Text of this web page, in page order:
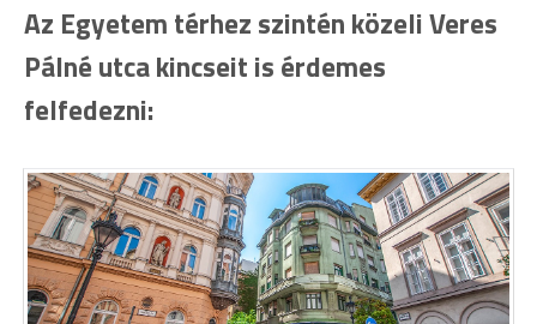
Az Egyetem térhez szintén közeli Veres
Pálné utca kincseit is érdemes
felfedezni: